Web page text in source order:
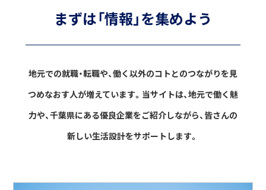
まずは「情報」を集めよう
地元での就職・転職や、働く以外のコトとのつながりを見
つめなおす人が増えています。 当サイトは、地元で働く魅
力や、千葉県にある優良企業をご紹介しながら、皆さんの
新しい生活設計をサポートします。